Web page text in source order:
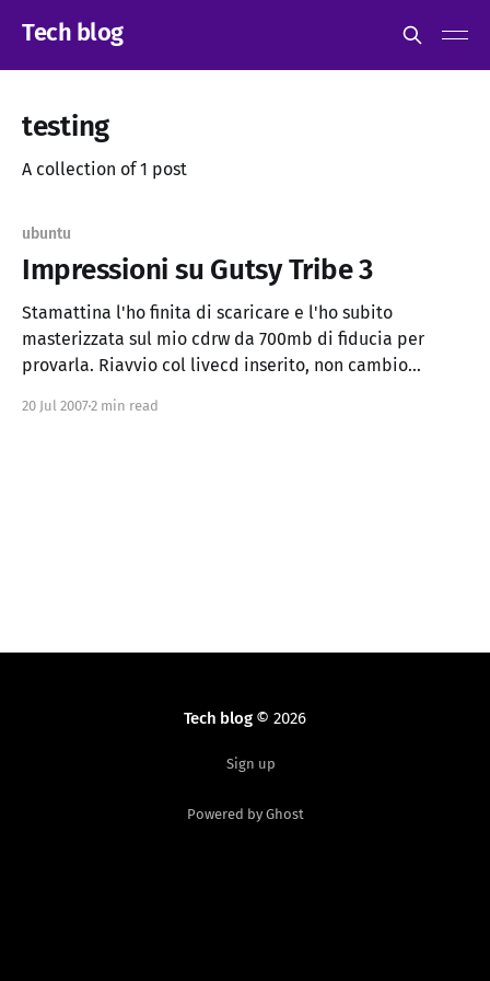
Tech blog
testing
A collection of 1 post
ubuntu
Impressioni su Gutsy Tribe 3
Stamattina l'ho finita di scaricare e l'ho subito
masterizzata sul mio cdrw da 700mb di fiducia per
provarla. Riavvio col livecd inserito, non cambio
risoluzione massima 1280x1024, che però non è quella
20 Jul 20072 min read
Tech blog© 2026
Sign up
Powered by Ghost